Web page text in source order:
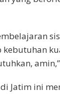
Jatim ini